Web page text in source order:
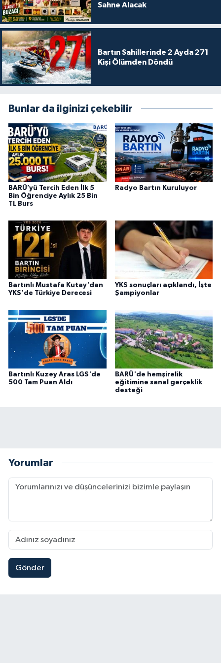
Sahne Alacak
Bartın Sahillerinde 2 Ayda 271
Kişi Ölümden Döndü
Bunlar da ilginizi çekebilir
BARÜ’yü Tercih Eden İlk 5
Bin Öğrenciye Aylık 25 Bin
TL Burs
Radyo Bartın Kuruluyor
Bartınlı Mustafa Kutay'dan
YKS'de Türkiye Derecesi
YKS sonuçları açıklandı, İşte
Şampiyonlar
Bartınlı Kuzey Aras LGS'de
500 Tam Puan Aldı
BARÜ'de hemşirelik
eğitimine sanal gerçeklik
desteği
Yorumlar
Gönder